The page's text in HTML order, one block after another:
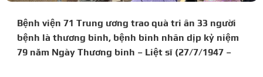
Bệnh viện 71 Trung ương trao quà tri ân 33 người
bệnh là thương binh, bệnh binh nhân dịp kỷ niệm
79 năm Ngày Thương binh – Liệt sĩ (27/7/1947 –